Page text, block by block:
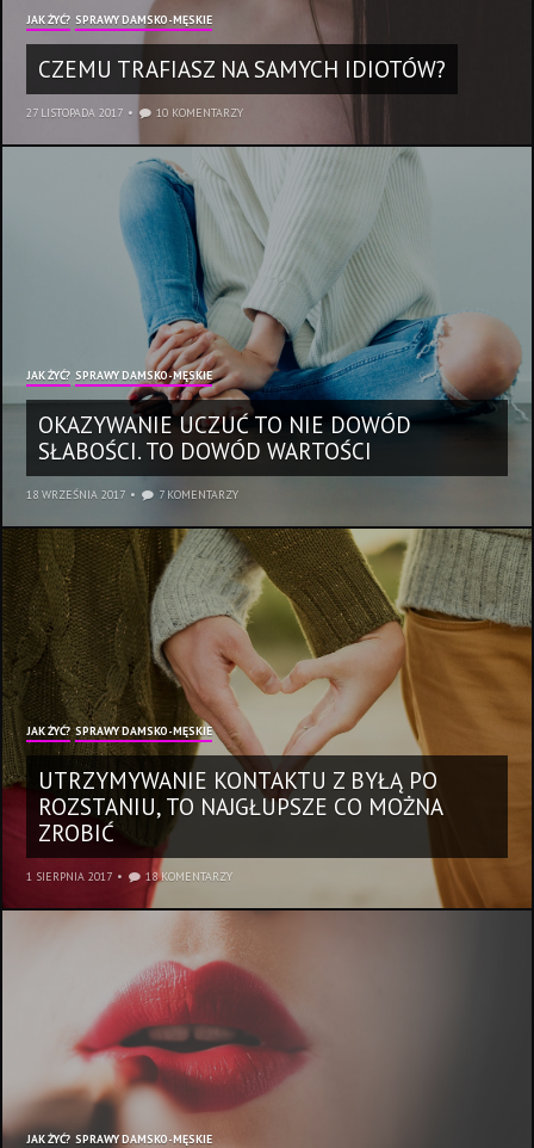
JAK ŻYĆ? SPRAWY DAMSKO-MĘSKIE
CZEMU TRAFIASZ NA SAMYCH IDIOTÓW?
27 LISTOPADA 2017 10 KOMENTARZY
JAK ŻYĆ? SPRAWY DAMSKO-MĘSKIE
OKAZYWANIE UCZUĆ TO NIE DOWÓD
SŁABOŚCI. TO DOWÓD WARTOŚCI
18 WRZEŚNIA 2017 7 KOMENTARZY
JAK ŻYĆ? SPRAWY DAMSKO-MĘSKIE
UTRZYMYWANIE KONTAKTU Z BYŁĄ PO
ROZSTANIU, TO NAJGŁUPSZE CO MOŻNA
ZROBIĆ
1 SIERPNIA 2017 18 KOMENTARZY
JAK ŻYĆ? SPRAWY DAMSKO-MĘSKIE